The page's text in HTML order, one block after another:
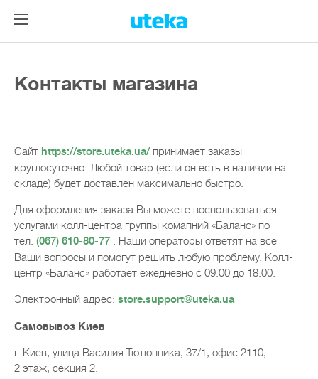
Контакты магазина
Сайт https://store.uteka.ua/принимает заказы
круглосуточно. Любой товар (если он есть в наличии на
складе) будет доставлен максимально быстро.
Для оформления заказа Вы можете воспользоваться
услугами колл-центра группы комапний «Баланс» по
тел. (067) 610-80-77 . Наши операторы ответят на все
Ваши вопросы и помогут решить любую проблему. Колл-
центр «Баланс» работает ежедневно с 09:00 до 18:00.
Электронный адрес: store.support@uteka.ua
Самовывоз Киев
г. Киев, улица Василия Тютюнника, 37/1, офис 2110,
2 этаж, секция 2.